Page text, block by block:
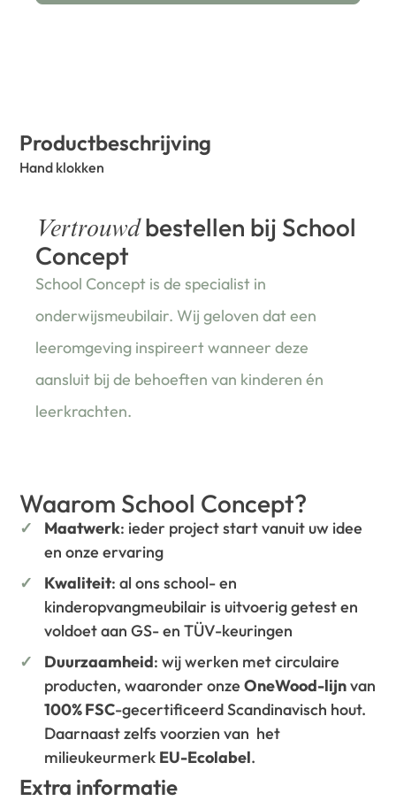
Productbeschrijving
Hand klokken
Vertrouwdbestellen bij School
Concept
School Concept is de specialist in
onderwijsmeubilair. Wij geloven dat een
leeromgeving inspireert wanneer deze
aansluit bij de behoeften van kinderen én
leerkrachten.
Waarom School Concept?
Maatwerk: ieder project start vanuit uw idee
en onze ervaring
Kwaliteit: al ons school- en
kinderopvangmeubilair is uitvoerig getest en
voldoet aan GS- en TÜV-keuringen
Duurzaamheid: wij werken met circulaire
producten, waaronder onzeOneWood-lijnvan
100% FSC-gecertificeerd Scandinavisch hout.
Daarnaast zelfs voorzien van het
milieukeurmerk EU-Ecolabel.
Extra informatie